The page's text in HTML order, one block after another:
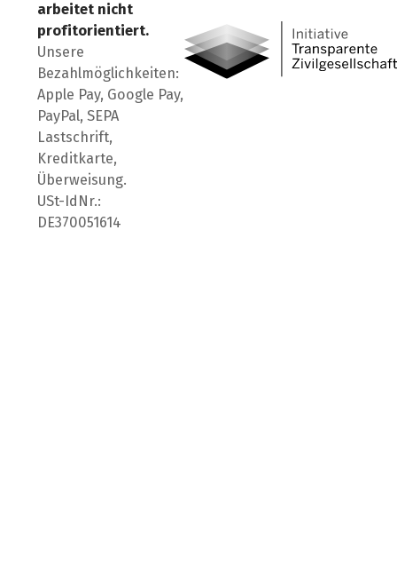
arbeitet nicht
profitorientiert.
Unsere
Bezahlmöglichkeiten:
Apple Pay, Google Pay,
PayPal, SEPA
Lastschrift,
Kreditkarte,
Überweisung.
USt-IdNr.:
DE370051614